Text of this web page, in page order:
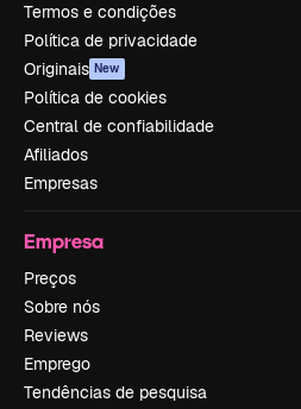
Termos e condições
Política de privacidade
Originais New
Política de cookies
Central de confiabilidade
Afiliados
Empresas
Empresa
Preços
Sobre nós
Reviews
Emprego
Tendências de pesquisa